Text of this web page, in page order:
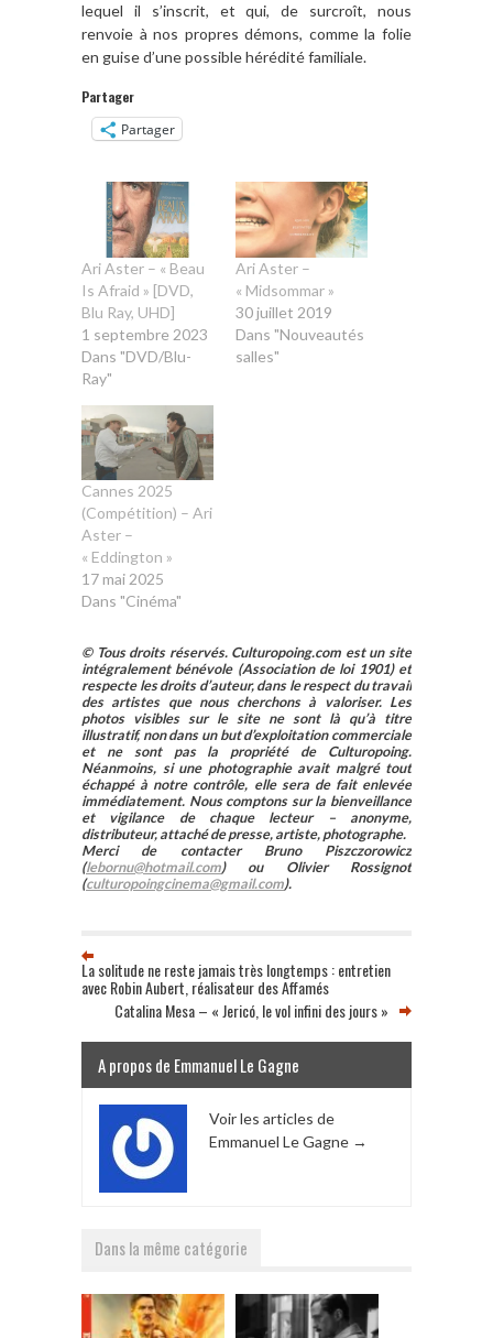
lequel il s’inscrit, et qui, de surcroît, nous
renvoie à nos propres démons, comme la folie
en guise d’une possible hérédité familiale.
Partager
Partager
Ari Aster – « Beau
Is Afraid » [DVD,
Blu Ray, UHD]
1 septembre 2023
Dans "DVD/Blu-
Ray"
Ari Aster –
« Midsommar »
30 juillet 2019
Dans "Nouveautés
salles"
Cannes 2025
(Compétition) – Ari
Aster –
« Eddington »
17 mai 2025
Dans "Cinéma"
© Tous droits réservés. Culturopoing.com est un site
intégralement bénévole (Association de loi 1901) et
respecte les droits d’auteur, dans le respect du travail
des artistes que nous cherchons à valoriser. Les
photos visibles sur le site ne sont là qu’à titre
illustratif, non dans un but d’exploitation commerciale
et ne sont pas la propriété de Culturopoing.
Néanmoins, si une photographie avait malgré tout
échappé à notre contrôle, elle sera de fait enlevée
immédiatement. Nous comptons sur la bienveillance
et vigilance de chaque lecteur – anonyme,
distributeur, attaché de presse, artiste, photographe.
Merci de contacter Bruno Piszczorowicz
(lebornu@hotmail.com) ou Olivier Rossignot
(culturopoingcinema@gmail.com).
La solitude ne reste jamais très longtemps : entretien
avec Robin Aubert, réalisateur des Affamés
Catalina Mesa – « Jericó, le vol infini des jours »
A propos de Emmanuel Le Gagne
Voir les articles de
Emmanuel Le Gagne →
Dans la même catégorie